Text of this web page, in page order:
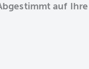
auf